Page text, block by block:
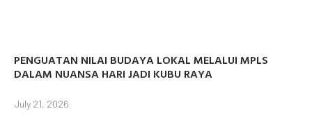
PENGUATAN NILAI BUDAYA LOKAL MELALUI MPLS
DALAM NUANSA HARI JADI KUBU RAYA
July 21, 2026